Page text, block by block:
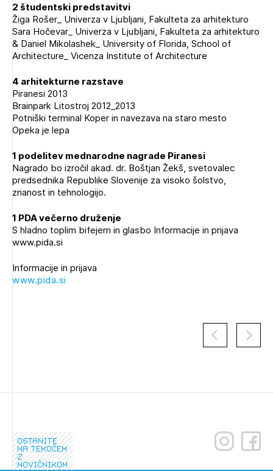
Izbrana vsebina je namenjena le ZAPS
registriranim uporabnikom. Da lahko do nje
PRIJAVITE SE REGISTRIRAJTE SE
2 študentski predstavitvi
Žiga Rošer_ Univerza v Ljubljani, Fakulteta za arhitekturo
Sara Hočevar_ Univerza v Ljubljani, Fakulteta za arhitekturo
& Daniel Mikolashek_ University of Florida, School of
Architecture_ Vicenza Institute of Architecture
4 arhitekturne razstave
Piranesi 2013
Brainpark Litostroj 2012_2013
Potniški terminal Koper in navezava na staro mesto
Opeka je lepa
1 podelitev mednarodne nagrade Piranesi
Nagrado bo izročil akad. dr. Boštjan Žekš, svetovalec
predsednika Republike Slovenije za visoko šolstvo,
znanost in tehnologijo.
1 PDA večerno druženje
S hladno toplim bifejem in glasbo Informacije in prijava
www.pida.si
Informacije in prijava
www.pida.si
ostanite
na tekočem
z
novičnikom